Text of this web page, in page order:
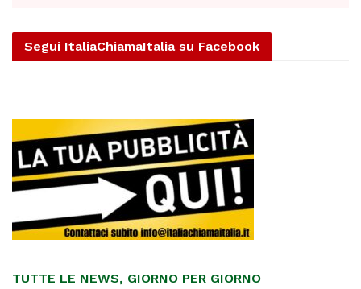
Segui ItaliaChiamaItalia su Facebook
TUTTE LE NEWS, GIORNO PER GIORNO